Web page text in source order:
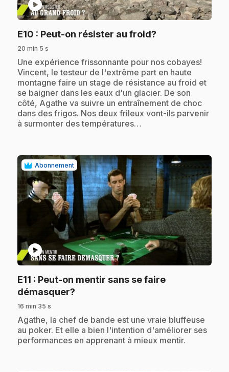
play_circle
E10 : Peut-on résister au froid?
20 min 5 s
.Une expérience frissonnante pour nos cobayes!
Vincent, le testeur de l'extrême part en haute
montagne faire un stage de résistance au froid et
se baigner dans les eaux d'un glacier. De son
côté, Agathe va suivre un entraînement de choc
dans des frigos. Nos deux frileux vont-ils parvenir
à surmonter des températures…
Abonnement
play_circle
E11 : Peut-on mentir sans se faire
démasquer?
16 min 35 s
.Agathe, la chef de bande est une vraie bluffeuse
au poker. Et elle a bien l'intention d'améliorer ses
performances en apprenant à mieux mentir.